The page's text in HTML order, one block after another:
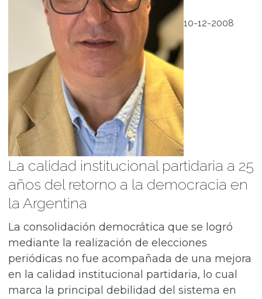
10-12-2008
La calidad institucional partidaria a 25
años del retorno a la democracia en
la Argentina
La consolidación democrática que se logró
mediante la realización de elecciones
periódicas no fue acompañada de una mejora
en la calidad institucional partidaria, lo cual
marca la principal debilidad del sistema en